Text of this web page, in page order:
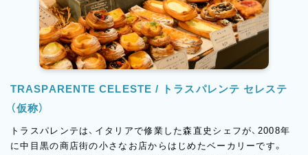
TRASPARENTE CELESTE / トラスパレンテ セレステ
（仮称）
トラスパレンテは、イタリアで修業した森直史シェフが、2008年
に中目黒の商店街の小さなお店からはじめたベーカリーです。